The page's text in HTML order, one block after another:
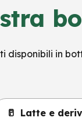
disponibili in
🥛 Latte e